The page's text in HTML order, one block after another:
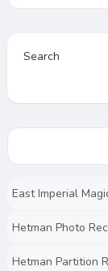
Search
East Imperial
Hetman Photo
Hetman Partition